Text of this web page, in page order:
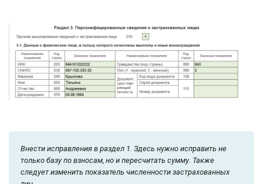
Внести исправления в раздел 1. Здесь нужно исправить не
только базу по взносам, но и пересчитать сумму. Также
следует изменить показатель численности застрахованных